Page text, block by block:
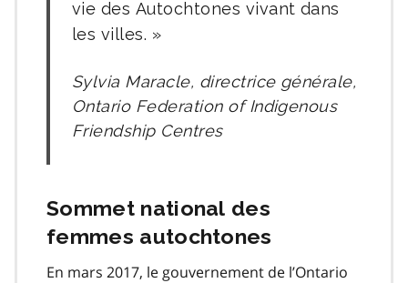
vie des Autochtones vivant dans
les villes.
Sylvia Maracle, directrice générale,
Ontario Federation of Indigenous
Friendship Centres
Sommet national des
femmes autochtones
En mars 2017, le gouvernement de l’Ontario